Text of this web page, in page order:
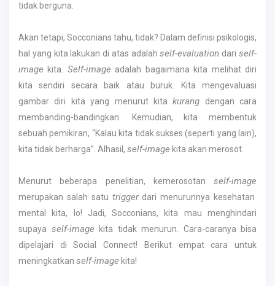
tidak berguna.
Akan tetapi, Socconians tahu, tidak? Dalam definisi psikologis,
hal yang kita lakukan di atas adalahself-evaluation dariself-
image kita. Self-image adalah bagaimana kita melihat diri
kita sendiri secara baik atau buruk. Kita mengevaluasi
gambar diri kita yang menurut kitakurang dengan cara
membanding-bandingkan. Kemudian, kita membentuk
sebuah pemikiran, “Kalau kita tidak sukses (seperti yang lain),
kita tidak berharga”. Alhasil, self-image kita akan merosot.
Menurut beberapa penelitian, kemerosotan self-image
merupakan salah satu triggerdari menurunnya kesehatan
mental kita, lo! Jadi, Socconians, kita mau menghindari
supaya self-image kita tidak menurun. Cara-caranya bisa
dipelajari di Social Connect! Berikut empat cara untuk
meningkatkan self-image kita!